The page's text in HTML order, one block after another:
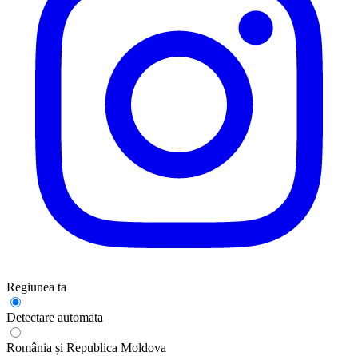
Regiunea ta
Detectare automata
România și Republica Moldova